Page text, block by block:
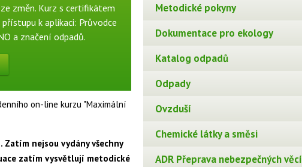
změn. Kurz s certifikátem
k aplikaci: Průvodce
a značení odpadů.
on-line kurzu "Maximální
nejsou vydány všechny
zatím vysvětlují metodické
Metodické pokyny
Dokumentace pro ekology
Katalog odpadů
Odpady
Ovzduší
Chemické látky a směsi
ADR Přeprava nebezpečných věcí